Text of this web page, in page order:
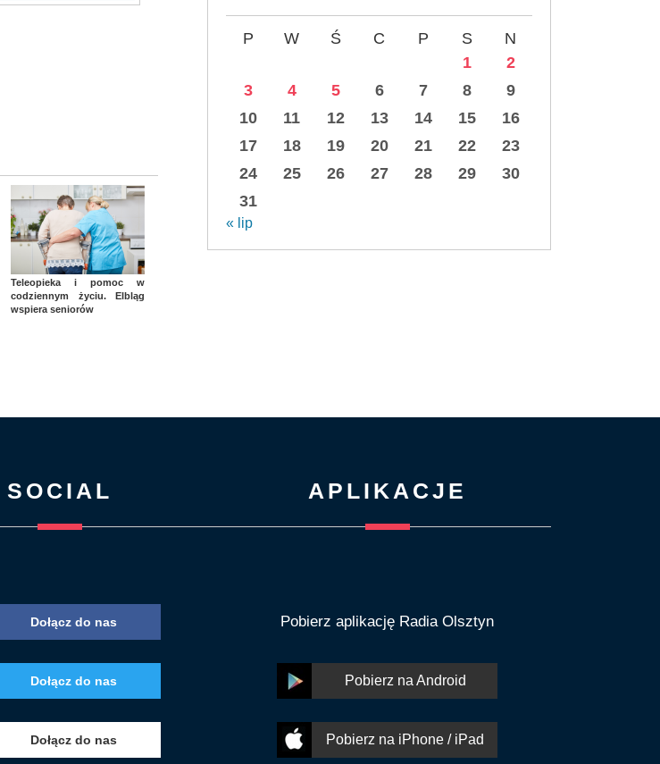
Teleopieka i pomoc w
codziennym życiu. Elbląg
wspiera seniorów
P W Ś C P S
N
1
2
3
4 5 6 7 8
9
10
11 12 13 14 15
16
17
18 19 20 21 22
23
24
25 26 27 28 29
30
31
« lip
SOCIAL
Dołącz do nas
Dołącz do nas
Dołącz do nas
APLIKACJE
Pobierz aplikację Radia Olsztyn
Pobierz na Android
Pobierz na iPhone / iPad